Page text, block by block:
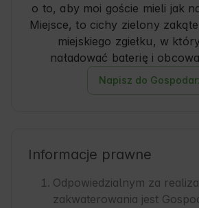
o to, aby moi goście mieli jak
Miejsce, to cichy zielony
miejskiego zgiełku, w
naładować baterię i
Napisz do
Informacje prawne
Odpowiedzialnym za
zakwaterowania jest